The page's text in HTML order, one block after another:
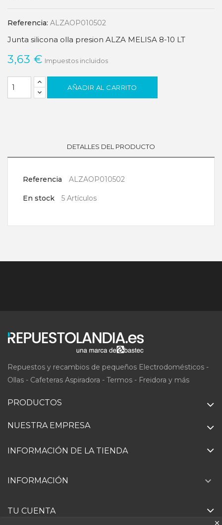
Referencia: ALZAOP010502
Junta silicona olla presion ALZA MELISA 8-10 LT
3,63 € Impuestos incluidos
AÑADIR AL CARRITO
DETALLES DEL PRODUCTO
Referencia ALZAOP010502
En stock 5 Artículos
Repuestos y recambios de pequeños Electrodomésticos -
Ollas - Cafeteras Aspiradora - Termos - Freidora y más
PRODUCTOS
NUESTRA EMPRESA
INFORMACIÓN DE LA TIENDA
INFORMACIÓN 
TU CUENTA